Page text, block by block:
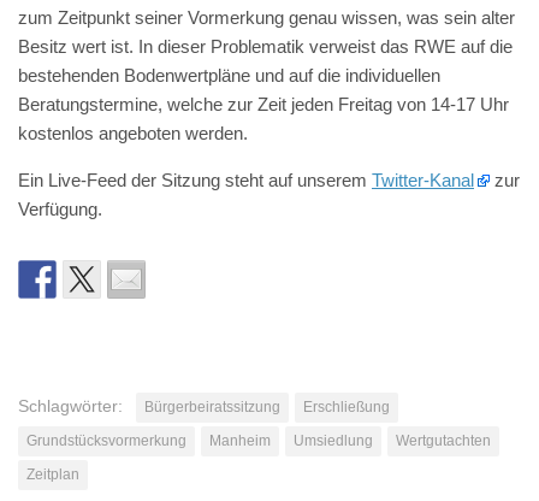
zum Zeitpunkt seiner Vormerkung genau wissen, was sein alter
Besitz wert ist. In dieser Problematik verweist das RWE auf die
bestehenden Bodenwertpläne und auf die individuellen
Beratungstermine, welche zur Zeit jeden Freitag von 14-17 Uhr
kostenlos angeboten werden.
Ein Live-Feed der Sitzung steht auf unserem Twitter-Kanal
zur
Verfügung.
Schlagwörter: Bürgerbeiratssitzung
Erschließung
Grundstücksvormerkung
Manheim Umsiedlung
Wertgutachten
Zeitplan